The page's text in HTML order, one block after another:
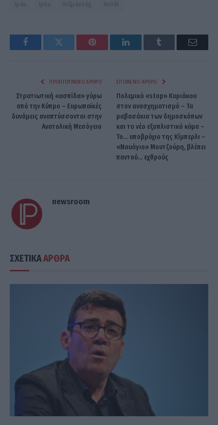
Ιράκ Ιράν Χεζμπολάχ Χούθι
FacebookTwitter Pinterest LinkedInTumblr Email
ΠΡΟΗΓΟΎΜΕΝΟ ΆΡΘΡΟ
Στρατιωτική «ασπίδα» γύρω
από την Κύπρο – Ευρωπαϊκές
δυνάμεις αναπτύσσονται στην
Ανατολική Μεσόγειο
ΕΠΌΜΕΝΟ ΆΡΘΡΟ
Πολεμικό «stop» Κυριάκου
στον ανασχηματισμό – Τα
ραβασάκια των δημοσκόπων
και το νέο εξοπλιστικό κύμα –
Το… υποβρύχιο της Κίμπερλι –
«Ναυάγιο» Μουτζούρη, βλέπει
παντού… εχθρούς
newsroom
ΣΧΕΤΙΚΑΑΡΘΡΑ